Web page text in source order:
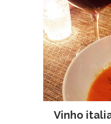
Vinho